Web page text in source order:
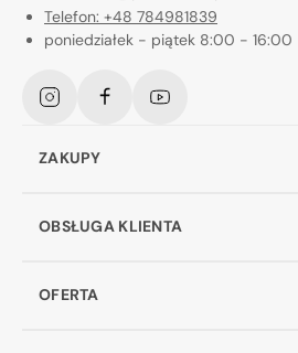
Telefon: +48 784981839
poniedziałek - piątek 8:00 - 16:00
InstagramFacebookYouTube
ZAKUPY
OBSŁUGA KLIENTA
OFERTA